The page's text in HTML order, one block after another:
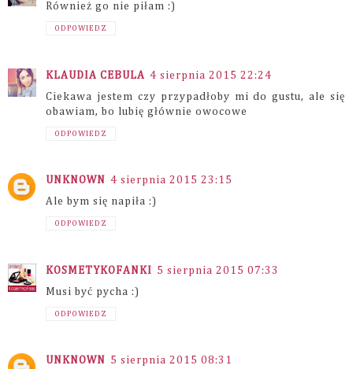
Również go nie piłam :)
ODPOWIEDZ
KLAUDIA CEBULA 4 sierpnia 2015 22:24
Ciekawa jestem czy przypadłoby mi do gustu, ale się
obawiam, bo lubię głównie owocowe
ODPOWIEDZ
UNKNOWN
4 sierpnia 2015 23:15
Ale bym się napiła :)
ODPOWIEDZ
KOSMETYKOFANKI 5 sierpnia 2015 07:33
Musi być pycha :)
ODPOWIEDZ
UNKNOWN
5 sierpnia 2015 08:31